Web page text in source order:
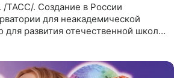
ТАСС/. Создание в России
для неакадемической
для развития отечественной школы